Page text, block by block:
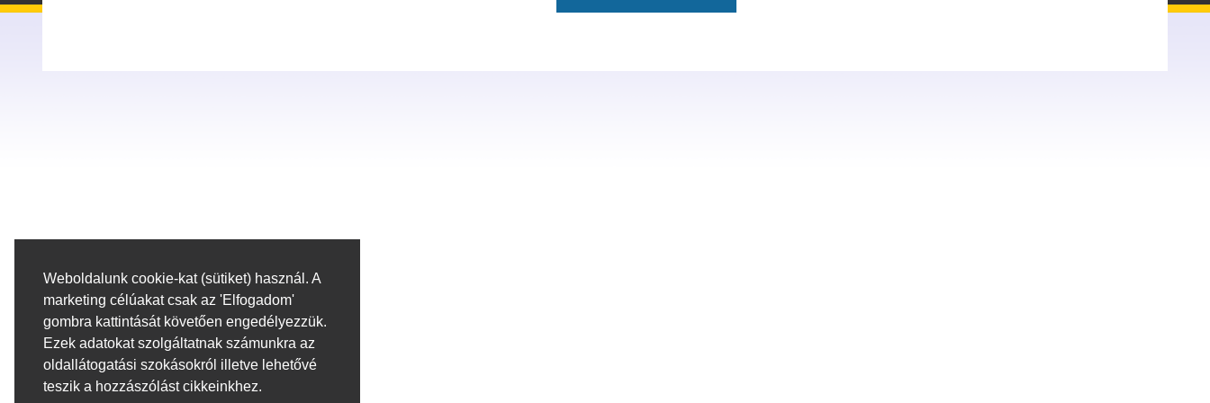
Weboldalunk cookie-kat (sütiket) használ. A
marketing célúakat csak az 'Elfogadom'
gombra kattintását követően engedélyezzük.
Ezek adatokat szolgáltatnak számunkra az
oldallátogatási szokásokról illetve lehetővé
teszik a hozzászólást cikkeinkhez.